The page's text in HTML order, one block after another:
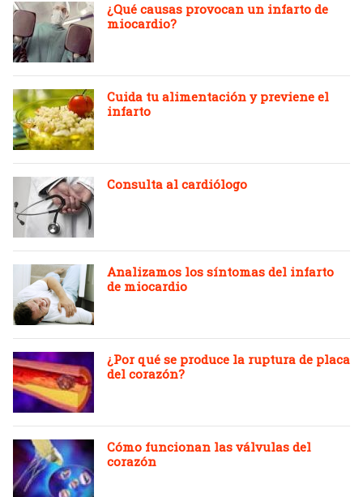
¿Qué causas provocan un infarto de
miocardio?
Cuida tu alimentación y previene el
infarto
Consulta al cardiólogo
Analizamos los síntomas del infarto
de miocardio
¿Por qué se produce la ruptura de placa
del corazón?
Cómo funcionan las válvulas del
corazón